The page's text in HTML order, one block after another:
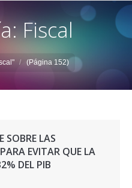
Fiscal
(Página 152)
SOBRE LAS
EVITAR QUE LA
DEL PIB